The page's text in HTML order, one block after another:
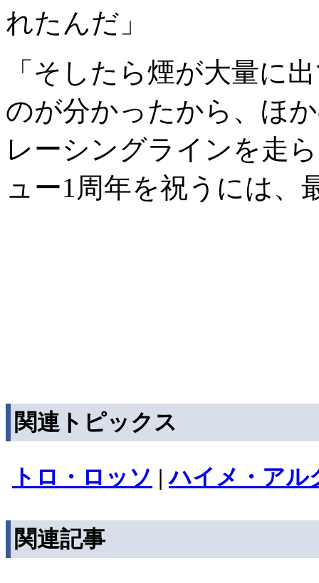
れたんだ」
「そしたら煙が大量に
のが分かったから、ほ
レーシングラインを走
ュー1周年を祝うには、
関連トピックス
トロ・ロッソ |ハイメ・アル
関連記事